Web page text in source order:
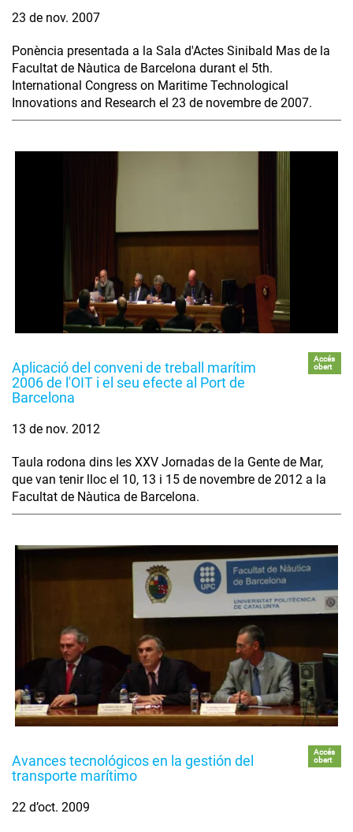
23 de nov. 2007
Ponència presentada a la Sala d'Actes Sinibald Mas de la
Facultat de Nàutica de Barcelona durant el 5th.
International Congress on Maritime Technological
Innovations and Research el 23 de novembre de 2007.
Aplicació del conveni de treball marítim
2006 de l'OIT i el seu efecte al Port de
Barcelona
Accés
obert
13 de nov. 2012
Taula rodona dins les XXV Jornadas de la Gente de Mar,
que van tenir lloc el 10, 13 i 15 de novembre de 2012 a la
Facultat de Nàutica de Barcelona.
Avances tecnológicos en la gestión del
transporte marítimo
Accés
obert
22 d’oct. 2009